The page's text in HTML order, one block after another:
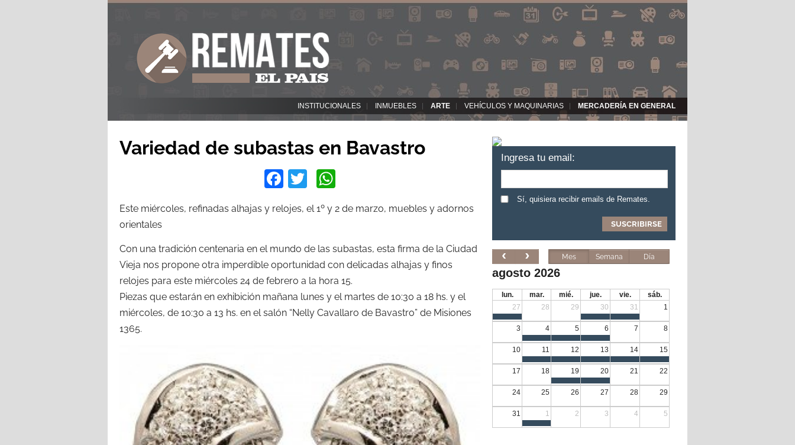
INSTITUCIONALES INMUEBLES ARTE VEHÍCULOS Y MAQUINARIAS MERCADERÍA EN GENERAL
Variedad de subastas en Bavastro
Facebook
Twitter
Este miércoles, refinadas alhajas y relojes, el 1º y 2 de marzo, muebles y adornos
orientales
Con una tradición centenaria en el mundo de las subastas, esta firma de la Ciudad
Vieja nos propone otra imperdible oportunidad con delicadas alhajas y finos
relojes para este miércoles 24 de febrero a la hora 15.
Piezas que estarán en exhibición mañana lunes y el martes de 10:30 a 18 hs. y el
miércoles, de 10:30 a 13 hs. en el salón “Nelly Cavallaro de Bavastro” de Misiones
1365.
Ingresa tu email:
Sí, quisiera recibir emails de Remates.
Mes Semana Día
agosto 2026
lun. mar. mié. jue. vie.
sáb.
27
28 29 30 31 1
3 4 5 6 7 8
10 11 12 13 14 15
17 18 19 20 21 22
24 25 26 27 28 29
31 1 2 3 4 5